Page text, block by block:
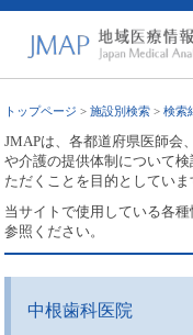
トップページ >施設別検索 >検索
JMAPは、各都道府県医師会
や介護の提供体制について
ただくことを目的としていま
当サイトで使用している各
参照ください。
中根歯科医院